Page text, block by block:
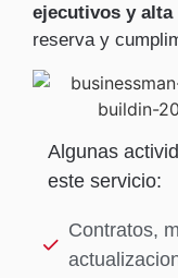
ejecutivos y
reserva y
Algunas
este servicio:
Contratos,